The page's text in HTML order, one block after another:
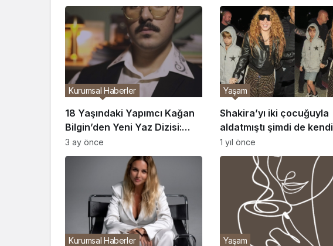
18 Yaşındaki Yapımcı Kağan
Bilgin’den Yeni Yaz Dizisi:
“Yaz Dostum” Geliyor, Peki
Konusu Ne?
Kurumsal Haberler
3 ay önce
Shakira’yı iki çocuğuyla
aldatmıştı şimdi de kendi
aldatıldı!
Yaşam
1 yıl önce
Kurumsal Haberler Yaşam